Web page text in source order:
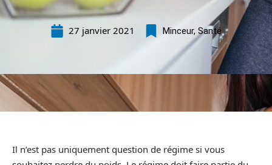
27 janvier 2021 Minceur, Santé
Il n’est pas uniquement question de régime si vous